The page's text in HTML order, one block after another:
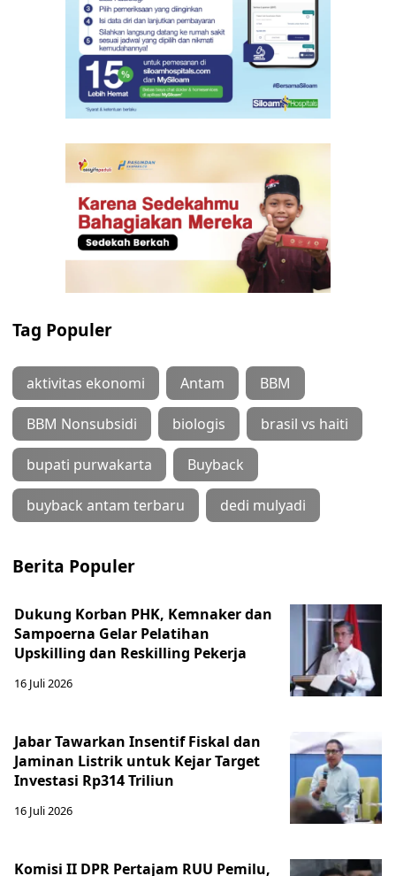
Tag Populer
aktivitas ekonomi Antam BBM
BBM Nonsubsidi biologis brasil vs haiti
bupati purwakarta Buyback
buyback antam terbaru dedi mulyadi
Berita Populer
Dukung Korban PHK, Kemnaker dan
Sampoerna Gelar Pelatihan
Upskilling dan Reskilling Pekerja
16 Juli 2026
Jabar Tawarkan Insentif Fiskal dan
Jaminan Listrik untuk Kejar Target
Investasi Rp314 Triliun
16 Juli 2026
Komisi II DPR Pertajam RUU Pemilu,